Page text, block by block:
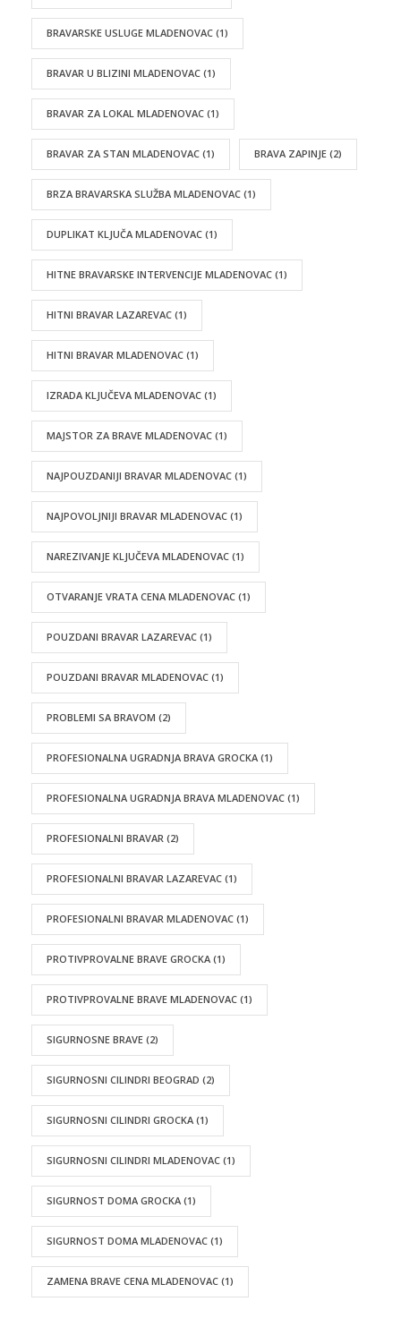
BRAVARSKE USLUGE MLADENOVAC (1)
BRAVAR U BLIZINI MLADENOVAC (1)
BRAVAR ZA LOKAL MLADENOVAC (1)
BRAVAR ZA STAN MLADENOVAC (1) BRAVA ZAPINJE (2)
BRZA BRAVARSKA SLUŽBA MLADENOVAC (1)
DUPLIKAT KLJUČA MLADENOVAC (1)
HITNE BRAVARSKE INTERVENCIJE MLADENOVAC (1)
HITNI BRAVAR LAZAREVAC (1)
HITNI BRAVAR MLADENOVAC (1)
IZRADA KLJUČEVA MLADENOVAC (1)
MAJSTOR ZA BRAVE MLADENOVAC (1)
NAJPOUZDANIJI BRAVAR MLADENOVAC (1)
NAJPOVOLJNIJI BRAVAR MLADENOVAC (1)
NAREZIVANJE KLJUČEVA MLADENOVAC (1)
OTVARANJE VRATA CENA MLADENOVAC (1)
POUZDANI BRAVAR LAZAREVAC (1)
POUZDANI BRAVAR MLADENOVAC (1)
PROBLEMI SA BRAVOM (2)
PROFESIONALNA UGRADNJA BRAVA GROCKA (1)
PROFESIONALNA UGRADNJA BRAVA MLADENOVAC (1)
PROFESIONALNI BRAVAR (2)
PROFESIONALNI BRAVAR LAZAREVAC (1)
PROFESIONALNI BRAVAR MLADENOVAC (1)
PROTIVPROVALNE BRAVE GROCKA (1)
PROTIVPROVALNE BRAVE MLADENOVAC (1)
SIGURNOSNE BRAVE (2)
SIGURNOSNI CILINDRI BEOGRAD (2)
SIGURNOSNI CILINDRI GROCKA (1)
SIGURNOSNI CILINDRI MLADENOVAC (1)
SIGURNOST DOMA GROCKA (1)
SIGURNOST DOMA MLADENOVAC (1)
ZAMENA BRAVE CENA MLADENOVAC (1)